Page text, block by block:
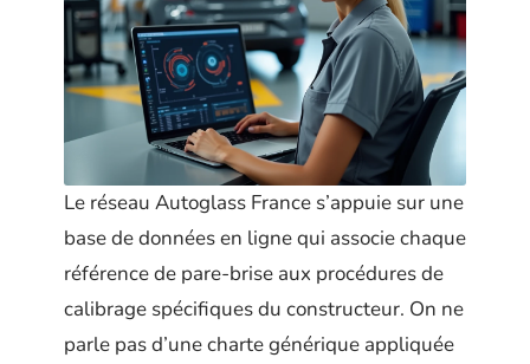
Le réseau Autoglass France s’appuie sur une
base de données en ligne qui associe chaque
référence de pare-brise aux procédures de
calibrage spécifiques du constructeur. On ne
parle pas d’une charte générique appliquée